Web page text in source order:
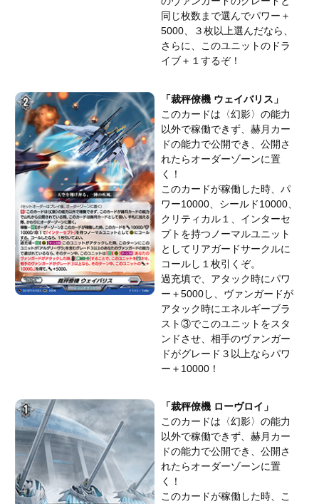
同じ枚数まで選んでパワー＋
5000、３枚以上選んだなら、
さらに、このユニットのドラ
イブ＋１するぞ！
「裁秤僚機 ウェイバリス」
このカードは〈幻影〉の能力
以外で稼働できず、赫月カー
ドの能力で公開でき、公開さ
れたらオーダーゾーンに置
く！
このカードが稼働した時、パ
ワー10000、シールド10000、
クリティカル１、インターセ
プトを持つノーマルユニット
としてリアガードサークルに
コールし１枚引くぞ。
過充填で、アタック時にパワ
ー＋5000し、ヴァンガードが
アタック時にエネルギーブラ
スト③でこのユニットをスタ
ンドさせ、相手のヴァンガー
ドがグレード３以上ならパワ
ー＋10000！
「裁秤僚機 ローヴロイ」
このカードは〈幻影〉の能力
以外で稼働できず、赫月カー
ドの能力で公開でき、公開さ
れたらオーダーゾーンに置
く！
このカードが稼働した時、こ